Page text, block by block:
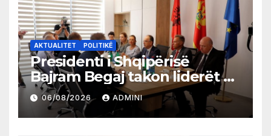
AKTUALITET POLITIKË
Presidenti i Shqipërisë
Bajram Begaj takon liderët e
partive shqiptare në Ulqin
06/08/2026 ADMINI